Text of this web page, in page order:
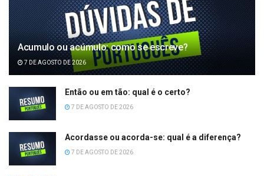
Acumulo ou acúmulo: como se escreve?
7 DE AGOSTO DE 2026
Então ou em tão: qual é o certo?
7 DE AGOSTO DE 2026
Acordasse ou acorda-se: qual é a diferença?
7 DE AGOSTO DE 2026